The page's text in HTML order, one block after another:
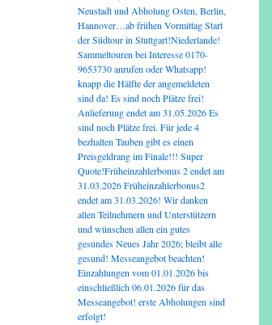
Neustadt und Abholung Osten, Berlin,
Hannover…ab frühen Vormittag Start
der Südtour in Stuttgart!Niederlande!
Sammeltouren bei Interesse 0170-
9653730 anrufen oder Whatsapp!
knapp die Hälfte der angemeldeten
sind da! Es sind noch Plätze frei!
Anlieferung endet am 31.05.2026 Es
sind noch Plätze frei. Für jede 4
bezhalten Tauben gibt es einen
Preisgeldrang im Finale!!! Super
Quote!Früheinzahlerbonus 2 endet am
31.03.2026 Früheinzahlerbonus2
endet am 31.03.2026! Wir danken
allen Teilnehmern und Unterstützern
und wünschen allen ein gutes
gesundes Neues Jahr 2026; bleibt alle
gesund! Messeangebot beachten!
Einzahlungen vom 01.01.2026 bis
einschließlich 06.01.2026 für das
Messeangebot! erste Abholungen sind
erfolgt!